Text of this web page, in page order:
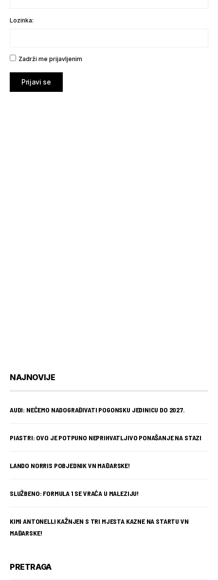
Lozinka:
Zadrži me prijavljenim
Prijavi se
NAJNOVIJE
AUDI: NEĆEMO NADOGRAĐIVATI POGONSKU JEDINICU DO 2027.
PIASTRI: OVO JE POTPUNO NEPRIHVATLJIVO PONAŠANJE NA STAZI
LANDO NORRIS POBJEDNIK VN MAĐARSKE!
SLUŽBENO: FORMULA 1 SE VRAĆA U MALEZIJU!
KIMI ANTONELLI KAŽNJEN S TRI MJESTA KAZNE NA STARTU VN
MAĐARSKE!
PRETRAGA